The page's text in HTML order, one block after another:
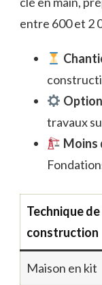
entre 600 et 2
travaux
Moins
Technique de
construction
Maison en kit